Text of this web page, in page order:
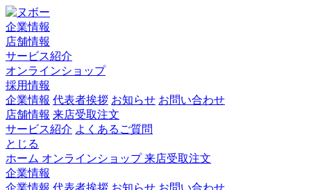
企業情報
店舗情報
サービス紹介
オンラインショップ
採用情報
企業情報 代表者挨拶 お知らせ お問い合わせ
店舗情報 来店受取注文
サービス紹介 よくあるご質問
とじる
ホーム オンラインショップ来店受取注文
企業情報
企業情報 代表者挨拶 お知らせ お問い合わせ